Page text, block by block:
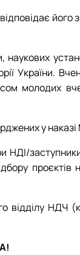
України.
молодих
у
проєктів
відділу НДЧ